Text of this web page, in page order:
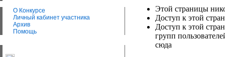
О Конкурсе
Личный кабинет участника
Архив
Помощь
Этой страницы
Доступ к этой
Доступ к этой
групп
сюда